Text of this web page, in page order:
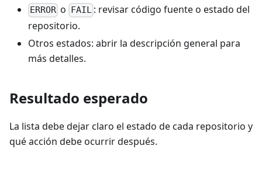
ERROR o FAIL: revisar código fuente o estado del
repositorio.
Otros estados: abrir la descripción general para
más detalles.
Resultado esperado
La lista debe dejar claro el estado de cada repositorio y
qué acción debe ocurrir después.